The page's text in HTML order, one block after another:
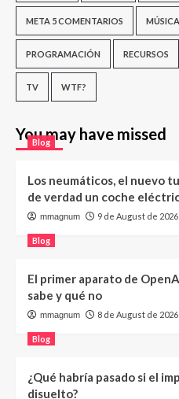
META 5 COMENTARIOS MÚSICA
PROGRAMACIÓN RECURSOS
TV WTF?
You may have missed
Blog
Los neumáticos, el nuevo
de verdad un coche
mmagnum 9 de August de 2026
Blog
El primer aparato de
sabe y qué no
mmagnum 8 de August de 2026
Blog
¿Qué habría pasado si el
disuelto?